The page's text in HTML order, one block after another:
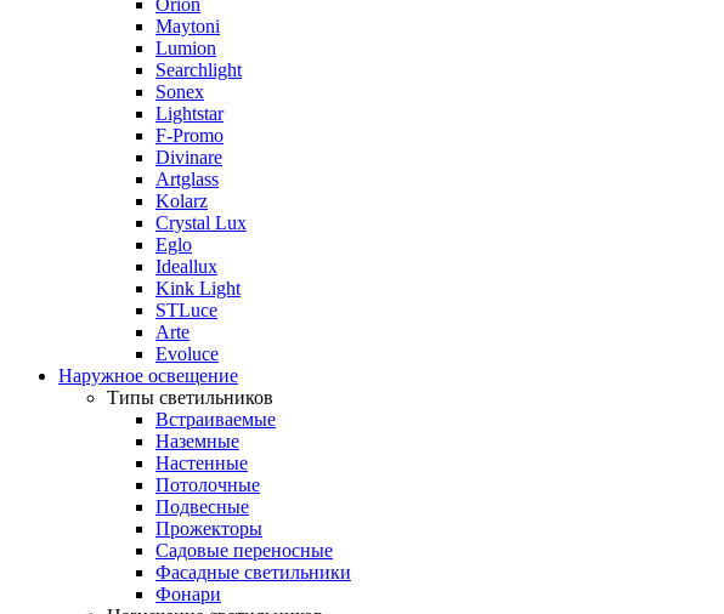
Orion
Maytoni
Lumion
Searchlight
Sonex
Lightstar
F-Promo
Divinare
Artglass
Kolarz
Crystal Lux
Eglo
Ideallux
Kink Light
STLuce
Arte
Evoluce
Наружное освещение
Типы светильников
Встраиваемые
Наземные
Настенные
Потолочные
Подвесные
Прожекторы
Садовые переносные
Фасадные светильники
Фонари